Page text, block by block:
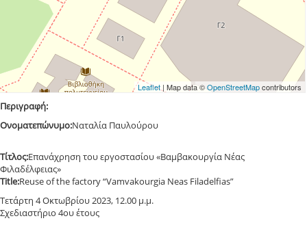
Leaflet| Map data ©OpenStreetMapcontributors
Περιγραφή:
Ονοματεπώνυμο:Ναταλία Παυλούρου
Τίτλος:Επανάχρηση του εργοστασίου «Βαμβακουργία Νέας
Φιλαδέλφειας»
Title:Reuse of the factory “Vamvakourgia Neas Filadelfias”
Τετάρτη 4 Οκτωβρίου 2023, 12.00 μ.μ.
Σχεδιαστήριο 4ου έτους